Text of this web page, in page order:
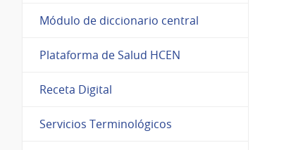
Módulo de diccionario central
Plataforma de Salud HCEN
Receta Digital
Servicios Terminológicos